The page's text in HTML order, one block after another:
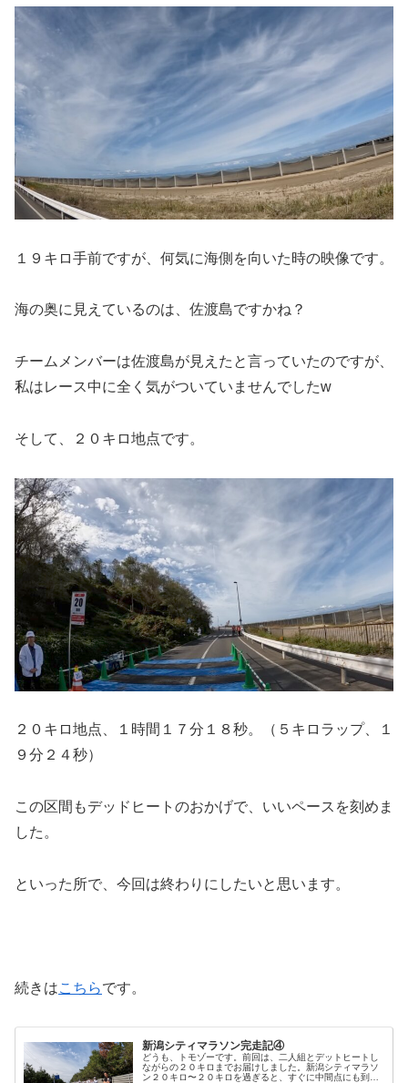
１９キロ手前ですが、何気に海側を向いた時の映像です。
海の奥に見えているのは、佐渡島ですかね？
チームメンバーは佐渡島が見えたと言っていたのですが、
私はレース中に全く気がついていませんでしたw
そして、２０キロ地点です。
２０キロ地点、１時間１７分１８秒。（５キロラップ、１
９分２４秒）
この区間もデッドヒートのおかげで、いいペースを刻めま
した。
といった所で、今回は終わりにしたいと思います。
続きはこちらです。
新潟シティマラソン完走記④
どうも、トモゾーです。前回は、二人組とデットヒートし
ながらの２０キロまでお届けしました。新潟シティマラソ
ン２０キロ〜２０キロを過ぎると、すぐに中間点にも到達